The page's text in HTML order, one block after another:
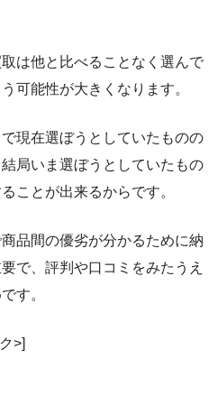
は他と比べることなく選んで
可能性が大きくなります。
現在選ぼうとしていたものの
局いま選ぼうとしていたもの
ことが出来るからです。
品間の優劣が分かるために納
で、評判や口コミをみたうえ
す。
>]